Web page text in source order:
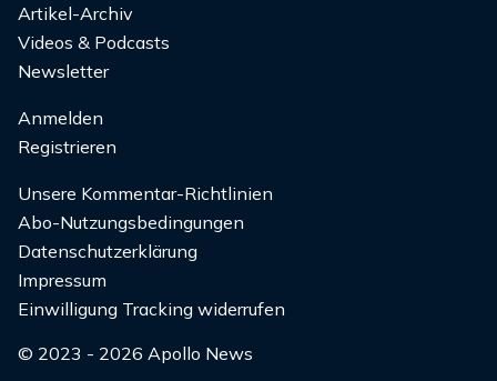
Artikel-Archiv
Videos & Podcasts
Newsletter
Anmelden
Registrieren
Unsere Kommentar-Richtlinien
Abo-Nutzungsbedingungen
Datenschutzerklärung
Impressum
Einwilligung Tracking widerrufen
© 2023 - 2026 Apollo News